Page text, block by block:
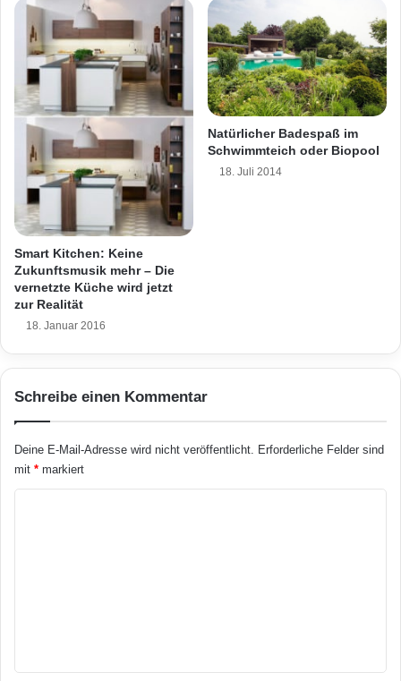
t
e
Smart Kitchen: Keine
Zukunftsmusik mehr – Die
vernetzte Küche wird jetzt
zur Realität
18. Januar 2016
Natürlicher Badespaß im
Schwimmteich oder Biopool
18. Juli 2014
Schreibe einen Kommentar
Deine E-Mail-Adresse wird nicht veröffentlicht. Erforderliche Felder sind
mit * markiert